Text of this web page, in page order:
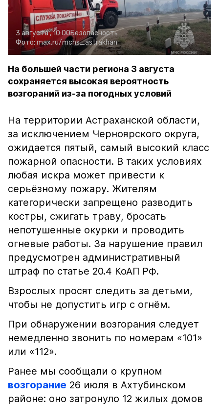
3 августа , 10:00Безопасность
Фото: max.ru/mchs_astrakhan
На большей части региона 3 августа
сохраняется высокая вероятность
возгораний из-за погодных условий
На территории Астраханской области,
за исключением Черноярского округа,
ожидается пятый, самый высокий класс
пожарной опасности. В таких условиях
любая искра может привести к
серьёзному пожару. Жителям
категорически запрещено разводить
костры, сжигать траву, бросать
непотушенные окурки и проводить
огневые работы. За нарушение правил
предусмотрен административный
штраф по статье 20.4 КоАП РФ.
Взрослых просят следить за детьми,
чтобы не допустить игр с огнём.
При обнаружении возгорания следует
немедленно звонить по номерам «101»
или «112».
Ранее мы сообщали о крупном
возгорание 26 июля в Ахтубинском
районе: оно затронуло 12 жилых домов